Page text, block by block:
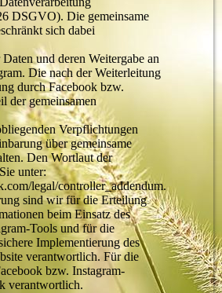
DSGVO). Die gemeinsame
sich dabei
und deren Weitergabe an
Die nach der Weiterleitung
durch Facebook bzw.
der gemeinsamen
Verpflichtungen
über gemeinsame
Den Wortlaut der
unter:
legal/controller_addendum.
sind wir für die Erteilung
beim Einsatz des
Tools und für die
Implementierung des
verantwortlich. Für die
bzw. Instagram-
verantwortlich.